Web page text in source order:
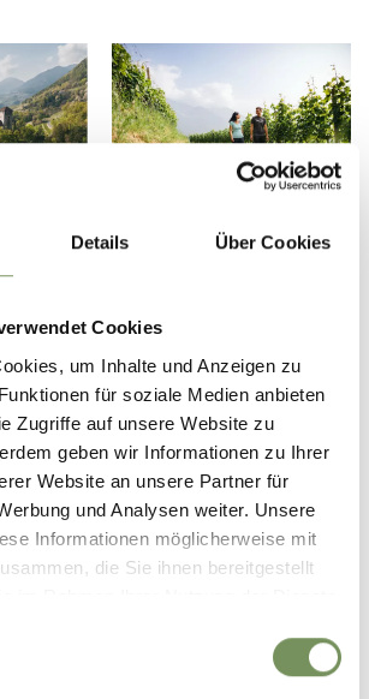
Details Über Cookies
Cookies
um Inhalte und Anzeigen zu
für soziale Medien anbieten
Zugriffe auf unsere Website zu
geben wir Informationen zu Ihrer
Website an unsere Partner für
und Analysen weiter. Unsere
Informationen möglicherweise mit
die Sie ihnen bereitgestellt